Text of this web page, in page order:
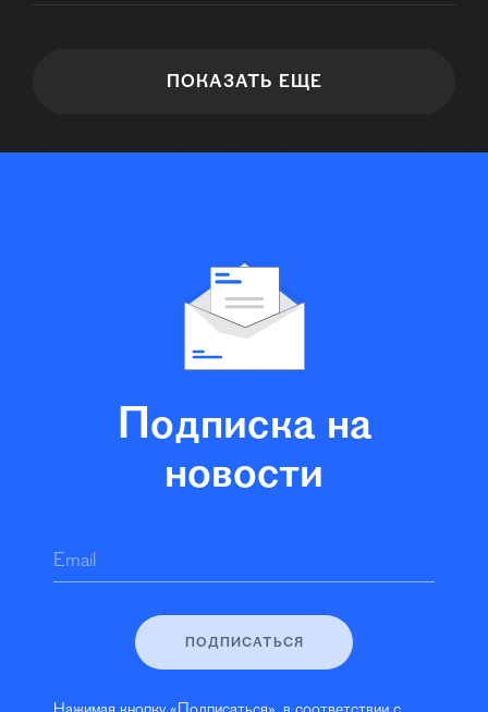
ПОКАЗАТЬ ЕЩЕ
Подписка на
новости
Email
ПОДПИСАТЬСЯ